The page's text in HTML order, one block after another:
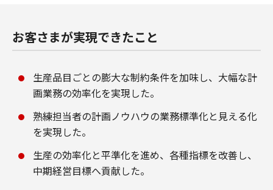
お客さまが実現できたこと
生産品目ごとの膨大な制約条件を加味し、大幅な計
画業務の効率化を実現した。
熟練担当者の計画ノウハウの業務標準化と見える化
を実現した。
生産の効率化と平準化を進め、各種指標を改善し、
中期経営目標へ貢献した。